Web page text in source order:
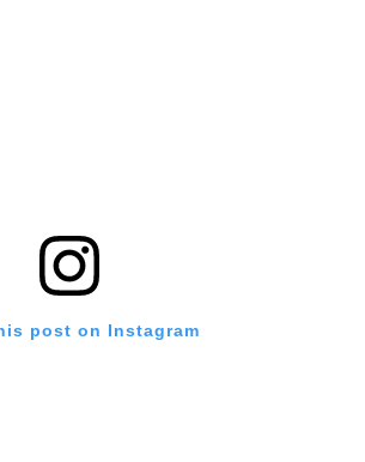
post on Instagram